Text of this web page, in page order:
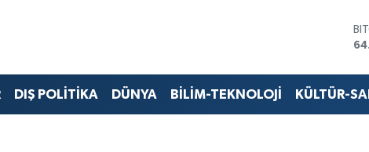
DIŞ POLİTİKA DÜNYA BİLİM-TEKNOLOJİ KÜLTÜR-